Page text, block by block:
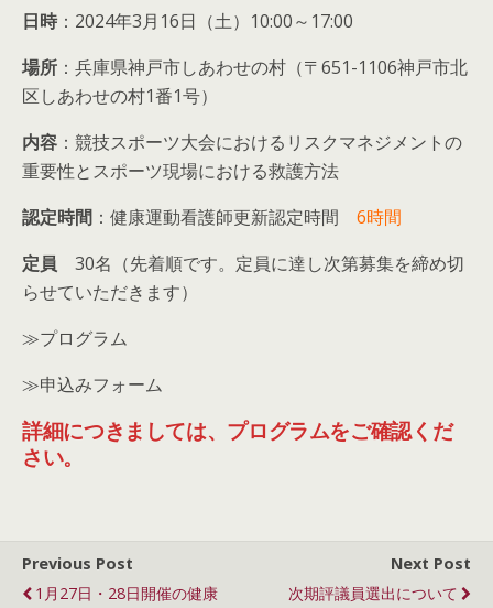
日時：2024年3月16日（土）10:00～17:00
場所 ：兵庫県神戸市しあわせの村（〒651-1106神戸市北
区しあわせの村1番1号）
内容 ：競技スポーツ大会におけるリスクマネジメントの
重要性とスポーツ現場における救護方法
認定時間 ：健康運動看護師更新認定時間 6時間
定員 30名（先着順です。定員に達し次第募集を締め切
らせていただきます）
≫プログラム
≫申込みフォーム
詳細につきましては、プログラムをご確認くだ
さい。
Previous Post
1月27日・28日開催の健康
Next Post
次期評議員選出について